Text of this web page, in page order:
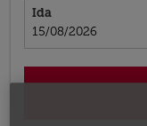
Ida
fc-booking-
15/08/2026